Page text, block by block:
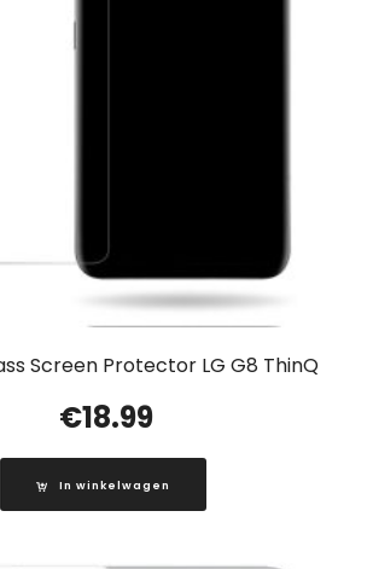
Screen Protector LG G8 ThinQ
€18.99
In winkelwagen